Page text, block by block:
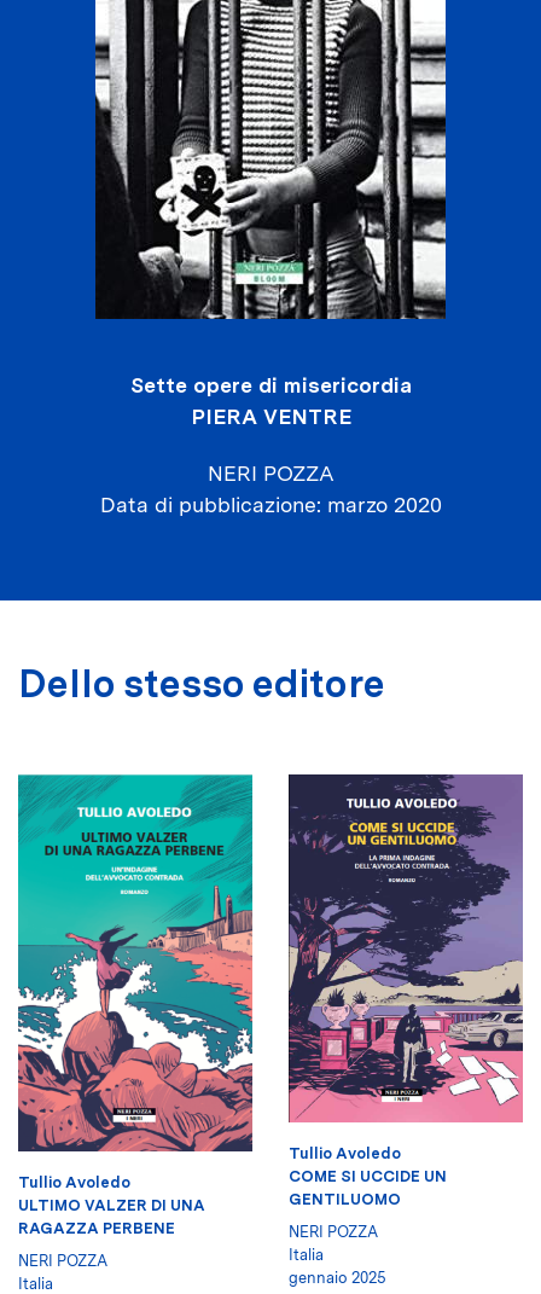
Sette opere di misericordia
PIERA VENTRE
NERI POZZA
Data di pubblicazione marzo 2020
Dello stesso editore
Tullio Avoledo
ULTIMO VALZER DI UNA
RAGAZZA PERBENE
NERI POZZA
Italia
Tullio Avoledo
COME SI UCCIDE UN
GENTILUOMO
NERI POZZA
Italia
gennaio 2025